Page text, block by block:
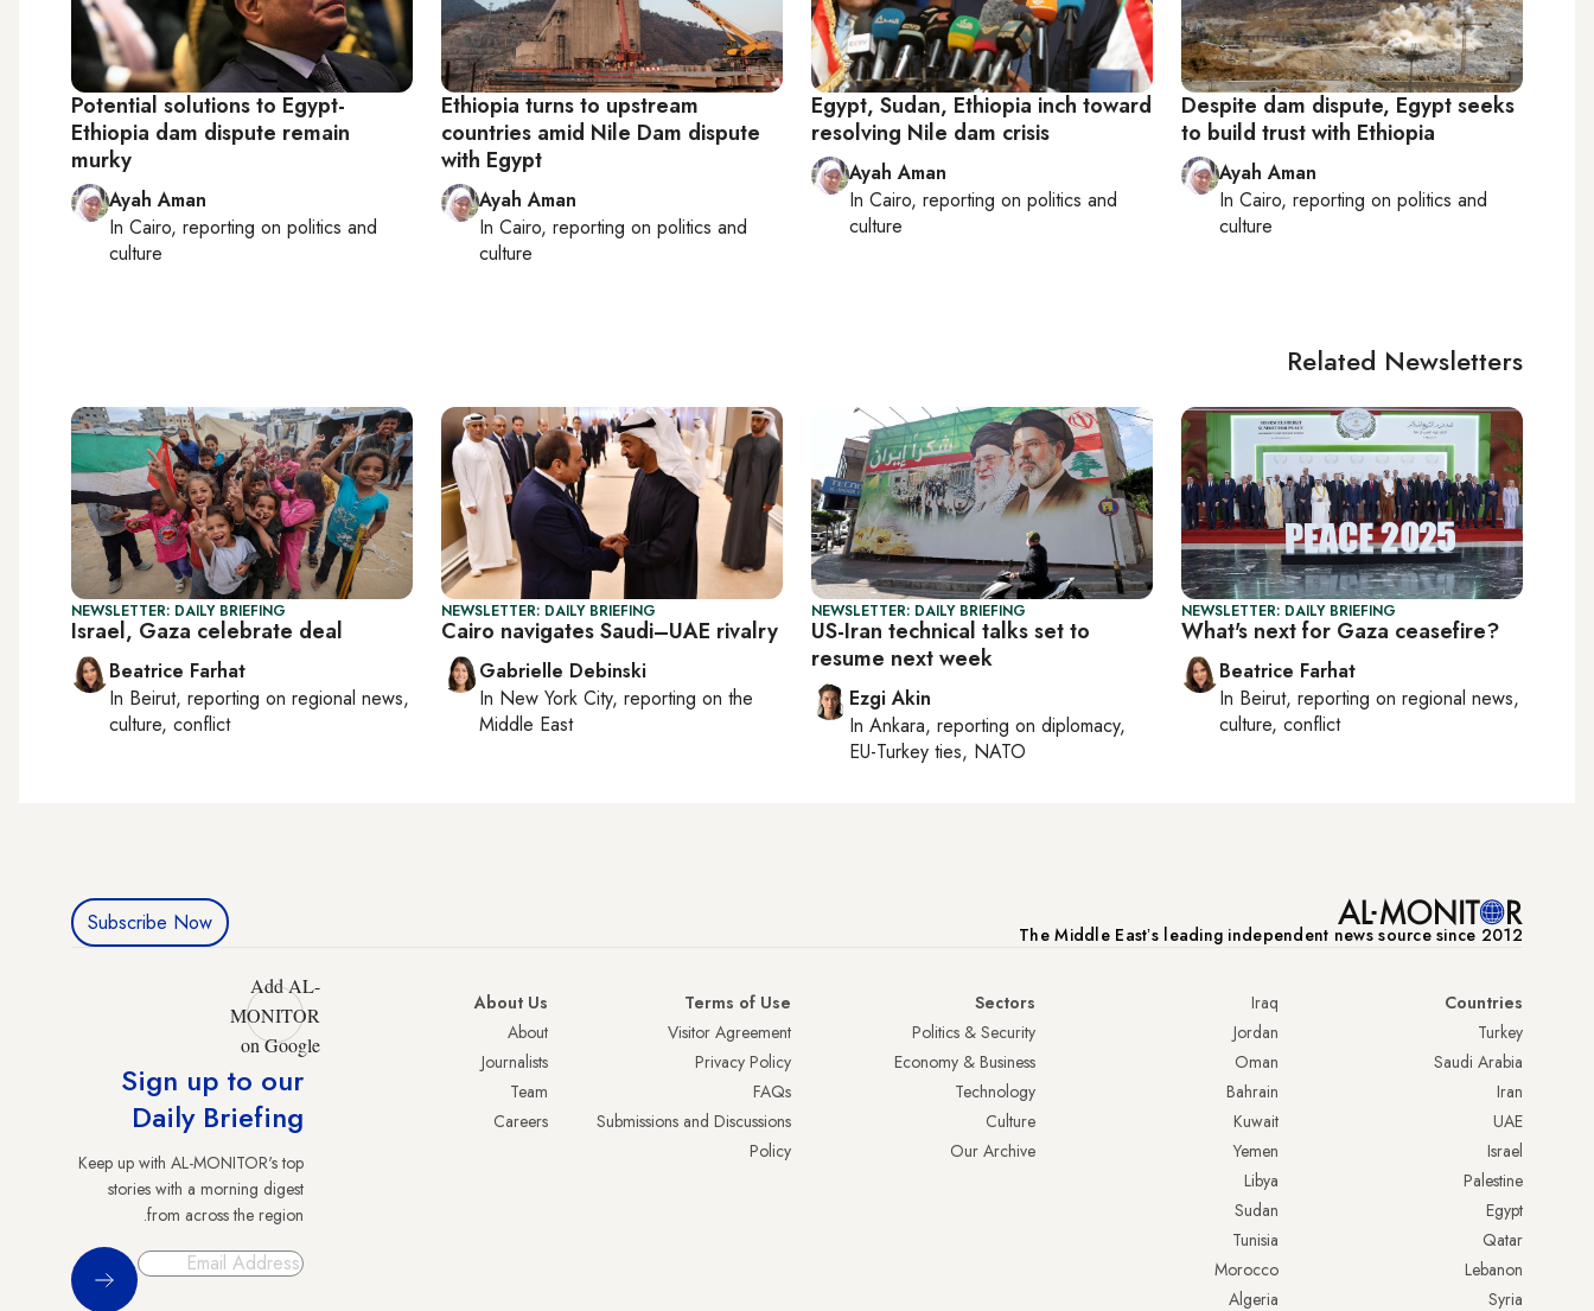
Despite dam dispute, Egypt seeks
to build trust with Ethiopia
Ayah Aman
In Cairo, reporting on politics and
culture
Egypt, Sudan, Ethiopia inch toward
resolving Nile dam crisis
Ayah Aman
In Cairo, reporting on politics and
culture
Ethiopia turns to upstream
countries amid Nile Dam dispute
with Egypt
Ayah Aman
In Cairo, reporting on politics and
culture
Potential solutions to Egypt-
Ethiopia dam dispute remain
murky
Ayah Aman
In Cairo, reporting on politics and
culture
Related Newsletters
NEWSLETTER: DAILY BRIEFING
What's next for Gaza ceasefire?
Beatrice Farhat
In Beirut, reporting on regional news,
culture, conflict
NEWSLETTER: DAILY BRIEFING
US-Iran technical talks set to
resume next week
Ezgi Akin
In Ankara, reporting on diplomacy,
EU-Turkey ties, NATO
NEWSLETTER: DAILY BRIEFING
Cairo navigates Saudi–UAE rivalry
Gabrielle Debinski
In New York City, reporting on the
Middle East
NEWSLETTER: DAILY BRIEFING
Israel, Gaza celebrate deal
Beatrice Farhat
In Beirut, reporting on regional news,
culture, conflict
The Middle Eastʼs leading independent news source since 2012
Subscribe Now
Countries
Turkey
Saudi Arabia
Iran
UAE
Israel
Palestine
Egypt
Qatar
Lebanon
Syria
Iraq
Jordan
Oman
Bahrain
Kuwait
Yemen
Libya
Sudan
Tunisia
Morocco
Algeria
Sectors
Politics & Security
Economy & Business
Technology
Culture
Our Archive
Terms of Use
Visitor Agreement
Privacy Policy
FAQs
Submissions and Discussions
Policy
About Us
About
Journalists
Team
Careers
Add AL-
MONITOR
on Google
Sign up to our
Daily Briefing
Keep up with AL-MONITOR's top
stories with a morning digest
from across the region.
Sign Up